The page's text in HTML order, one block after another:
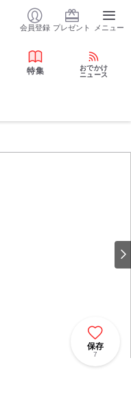
会員登録 プレゼント メニュー
特集
おでかけ
ニュース
保存
7